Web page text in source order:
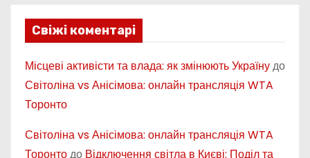
Свіжі коментарі
Місцеві активісти та влада: як змінюють Українудо
Світоліна vs Анісімова: онлайн трансляція WTA
Торонто
Світоліна vs Анісімова: онлайн трансляція WTA
Торонтодо Відключення світла в Києві: Поділ та